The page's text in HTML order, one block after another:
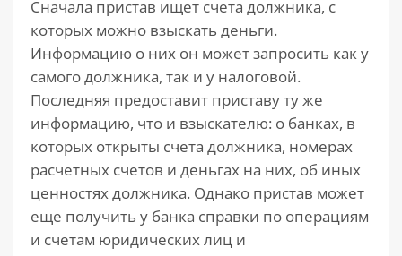
Сначала пристав ищет счета должника, с
которых можно взыскать деньги.
Информацию о них он может запросить как у
самого должника, так и у налоговой.
Последняя предоставит приставу ту же
информацию, что и взыскателю: о банках, в
которых открыты счета должника, номерах
расчетных счетов и деньгах на них, об иных
ценностях должника. Однако пристав может
еще получить у банка справки по операциям
и счетам юридических лиц и